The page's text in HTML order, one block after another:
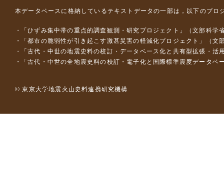
本データベースに格納しているテキストデータの一部は，以下のプロ
「ひずみ集中帯の重点的調査観測・研究プロジェクト」（文部科
「都市の脆弱性が引き起こす激甚災害の軽減化プロジェクト」（
「古代・中世の地震史料の校訂・データベース化と共有型拡張・
「古代・中世の全地震史料の校訂・電子化と国際標準震度データ
© 東京大学地震火山史料連携研究機構